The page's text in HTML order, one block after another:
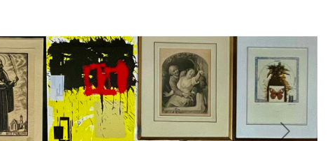
Next